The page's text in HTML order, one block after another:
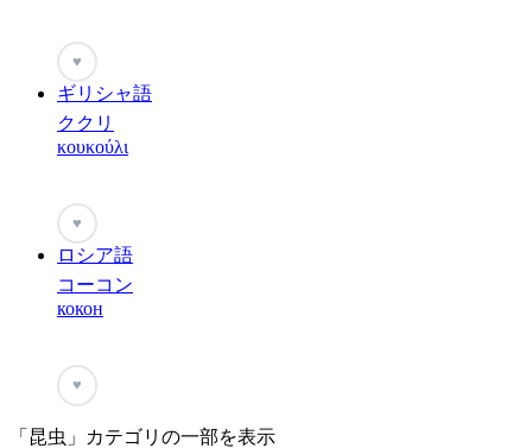
♥
ギリシャ語
ククリ
κουκούλι
♥
ロシア語
コーコン
кокон
♥
「昆虫」カテゴリの一部を表示